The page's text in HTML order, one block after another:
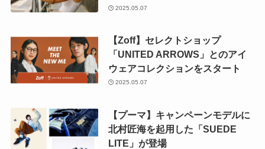
2025.05.07
【Zoff】セレクトショップ
「UNITED ARROWS」とのアイ
ウェアコレクションをスタート
2025.05.07
【プーマ】キャンペーンモデルに
北村匠海を起用した「SUEDE
LITE」が登場